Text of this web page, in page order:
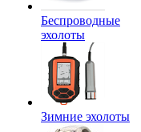
Беспроводные
эхолоты
Зимние эхолоты